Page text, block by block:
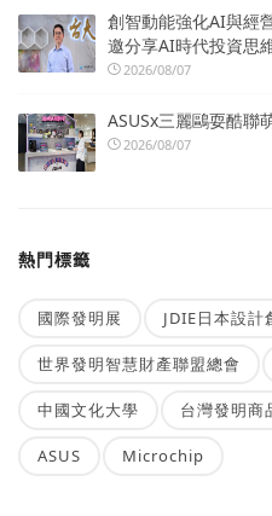
創智動能強化AI與經
邀分享AI時代投資思
2026/08/07
ASUSx三麗鷗耍酷聯
2026/08/07
熱門標籤
國際發明展 JDIE日本設計
世界發明智慧財產聯盟總會
中國文化大學 台灣發明商
ASUS Microchip